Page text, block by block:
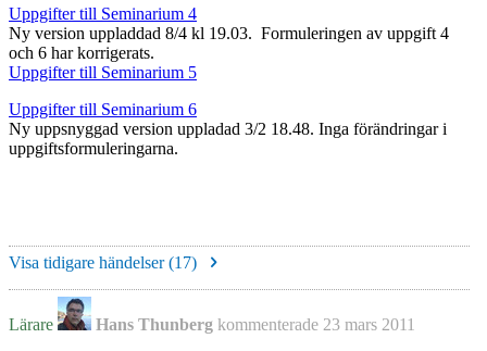
Uppgifter till Seminarium 4
Ny version uppladdad 8/4 kl 19.03. Formuleringen av uppgift 4
och 6 har korrigerats.
Uppgifter till Seminarium 5
Uppgifter till Seminarium 6
Ny uppsnyggad version uppladad 3/2 18.48. Inga förändringar i
uppgiftsformuleringarna.
Visa tidigare händelser (17)
Lärare Hans Thunberg kommenterade 23 mars 2011